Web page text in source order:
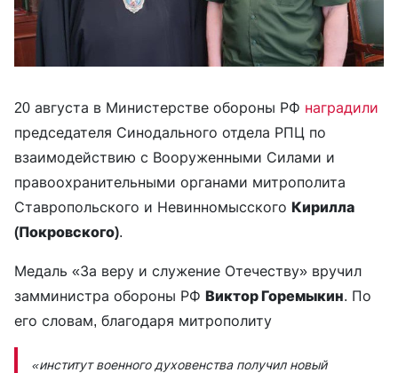
20 августа в Министерстве обороны РФ наградили
председателя Синодального отдела РПЦ по
взаимодействию с Вооруженными Силами и
правоохранительными органами митрополита
Ставропольского и Невинномысского Кирилла
(Покровского).
Медаль «За веру и служение Отечеству» вручил
замминистра обороны РФ Виктор Горемыкин. По
его словам, благодаря митрополиту
«институт военного духовенства получил новый